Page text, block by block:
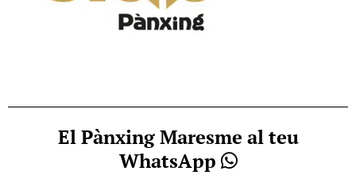
El Pànxing Maresme al teu
WhatsApp